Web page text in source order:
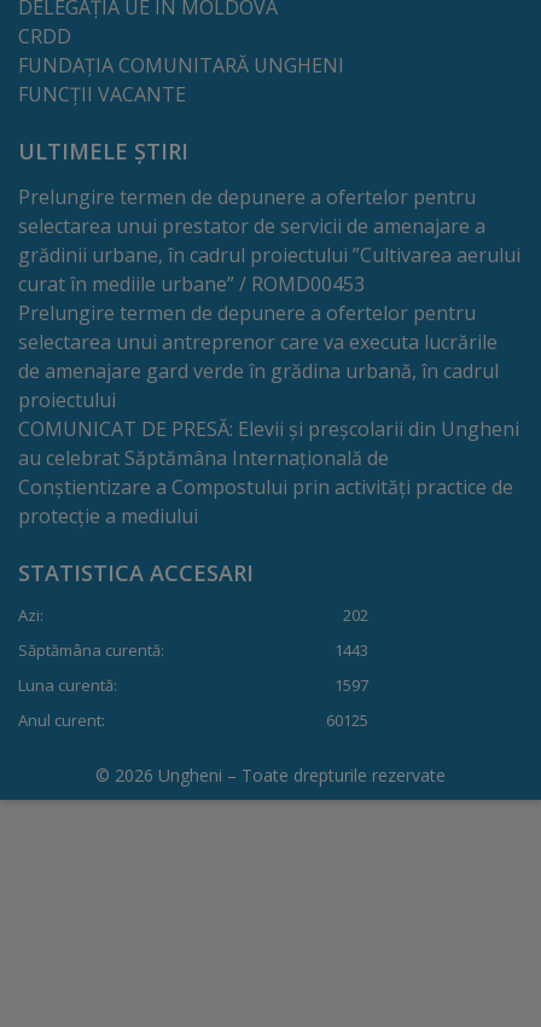
de
cerere
Arhitectură
și
urbanism
Transparență
decizională
Proiecte
de
decizii
Decizii
Dispoziții
Regulamente
Rapoarte
Consultări
DELEGAȚIA UE IN MOLDOVA
CRDD
FUNDAȚIA COMUNITARĂ UNGHENI
FUNCȚII VACANTE
ULTIMELE ȘTIRI
Prelungire termen de depunere a ofertelor pentru
selectarea unui prestator de servicii de amenajare a
grădinii urbane, în cadrul proiectului ”Cultivarea aerului
curat în mediile urbane” / ROMD00453
Prelungire termen de depunere a ofertelor pentru
selectarea unui antreprenor care va executa lucrările
de amenajare gard verde în grădina urbană, în cadrul
proiectului
COMUNICAT DE PRESĂ: Elevii și preșcolarii din Ungheni
au celebrat Săptămâna Internațională de
Conștientizare a Compostului prin activități practice de
protecție a mediului
STATISTICA ACCESARI
Azi:
202
Săptămâna curentă:
1443
Luna curentă:
1597
Anul curent:
60125
© 2026 Ungheni – Toate drepturile rezervate